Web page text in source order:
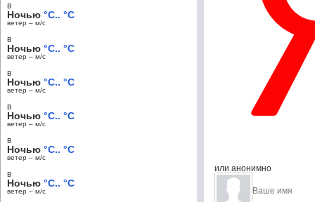
или анонимно
в
Ночью °C.. °C
ветер – м/c
в
Ночью °C.. °C
ветер – м/c
в
Ночью °C.. °C
ветер – м/c
в
Ночью °C.. °C
ветер – м/c
в
Ночью °C.. °C
ветер – м/c
в
Ночью °C.. °C
ветер – м/c